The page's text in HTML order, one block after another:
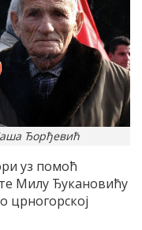
Ђорђевић
уз помоћ
Милу Ђукановићу
црногорској